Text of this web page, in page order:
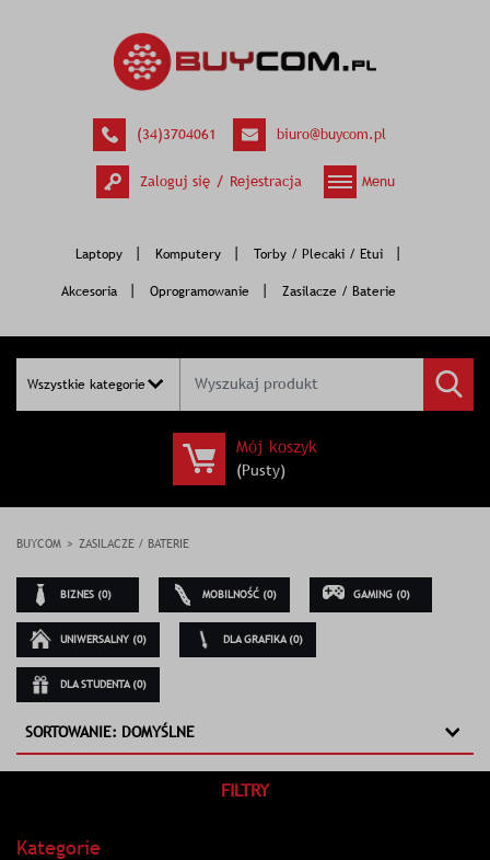
Zasilacze i baterie do
(34)3704061 biuro@buycom.pl
Zaloguj się/ Rejestracja Menu
Laptopy Komputery Torby / Plecaki / Etui
Akcesoria Oprogramowanie Zasilacze / Baterie
Wszystkie kategorie
Mój koszyk
(Pusty)
BUYCOM ZASILACZE / BATERIE
BIZNES (0) MOBILNOŚĆ (0) GAMING (0)
UNIWERSALNY (0) DLA GRAFIKA (0)
DLA STUDENTA (0)
SORTOWANIE: DOMYŚLNE
FILTRY
Kategorie